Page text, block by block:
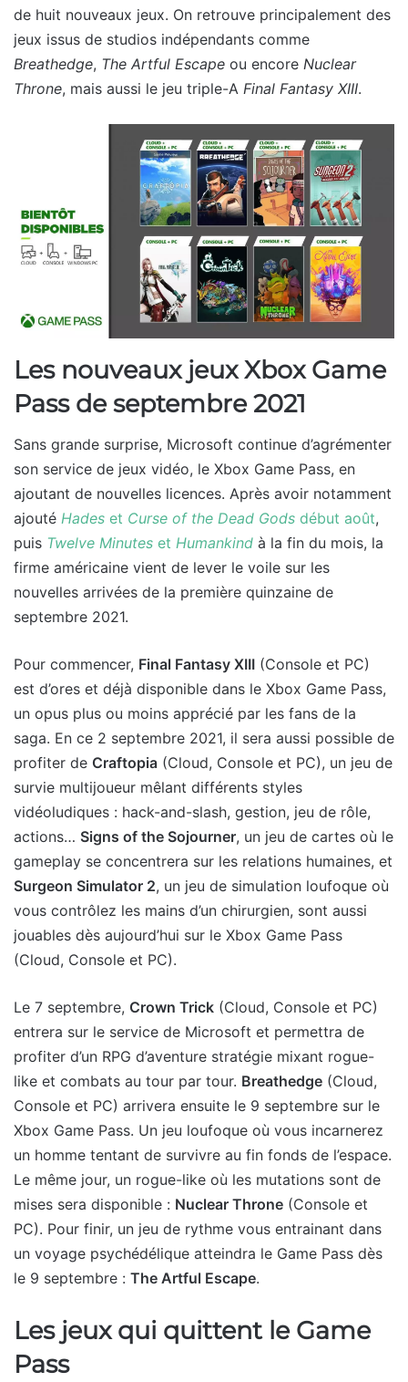
de huit nouveaux jeux. On retrouve principalement des
jeux issus de studios indépendants comme
Breathedge, The Artful Escape ou encore Nuclear
Throne, mais aussi le jeu triple-A Final Fantasy XIII.
Les nouveaux jeux Xbox Game
Pass de septembre 2021
Sans grande surprise, Microsoft continue d’agrémenter
son service de jeux vidéo, le Xbox Game Pass, en
ajoutant de nouvelles licences. Après avoir notamment
ajouté Hades et Curse of the Dead Gods début août,
puis Twelve Minutes et Humankind à la fin du mois, la
firme américaine vient de lever le voile sur les
nouvelles arrivées de la première quinzaine de
septembre 2021.
Pour commencer, Final Fantasy XIII (Console et PC)
est d’ores et déjà disponible dans le Xbox Game Pass,
un opus plus ou moins apprécié par les fans de la
saga. En ce 2 septembre 2021, il sera aussi possible de
profiter de Craftopia (Cloud, Console et PC), un jeu de
survie multijoueur mêlant différents styles
vidéoludiques : hack-and-slash, gestion, jeu de rôle,
actions… Signs of the Sojourner, un jeu de cartes où le
gameplay se concentrera sur les relations humaines, et
Surgeon Simulator 2, un jeu de simulation loufoque où
vous contrôlez les mains d’un chirurgien, sont aussi
jouables dès aujourd’hui sur le Xbox Game Pass
(Cloud, Console et PC).
Le 7 septembre, Crown Trick (Cloud, Console et PC)
entrera sur le service de Microsoft et permettra de
profiter d’un RPG d’aventure stratégie mixant rogue-
like et combats au tour par tour. Breathedge (Cloud,
Console et PC) arrivera ensuite le 9 septembre sur le
Xbox Game Pass. Un jeu loufoque où vous incarnerez
un homme tentant de survivre au fin fonds de l’espace.
Le même jour, un rogue-like où les mutations sont de
mises sera disponible : Nuclear Throne (Console et
PC). Pour finir, un jeu de rythme vous entrainant dans
un voyage psychédélique atteindra le Game Pass dès
le 9 septembre : The Artful Escape.
Les jeux qui quittent le Game
Pass